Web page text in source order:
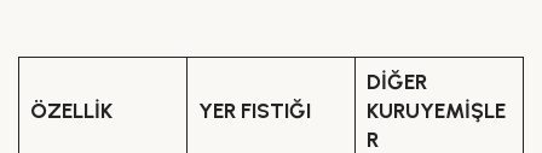
ÖZELLIK YER FISTIĞI
DIĞER
KURUYEMIŞLE
R